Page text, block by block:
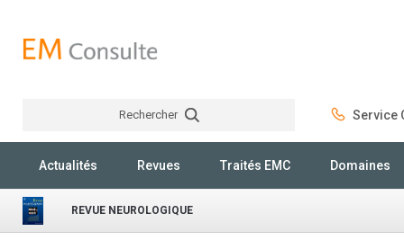
Rechercher Service
Actualités Revues Traités EMC Domaines
REVUE NEUROLOGIQUE